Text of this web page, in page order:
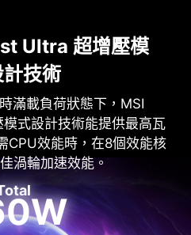
Ultra 超增壓模
技術
滿載負荷狀態下，MSI
式設計技術能提供最高瓦
CPU效能時，在8個效能核
渦輪加速效能。